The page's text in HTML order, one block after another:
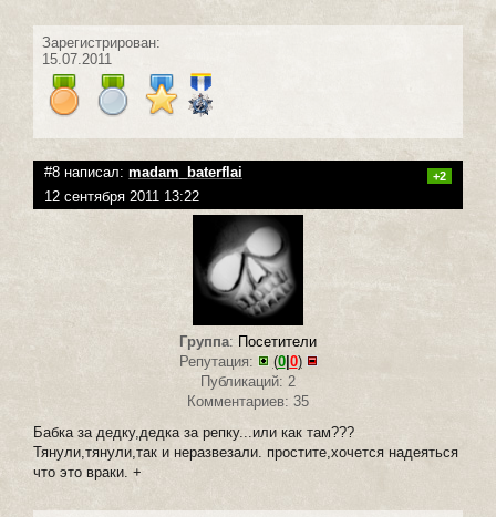
Зарегистрирован:
15.07.2011
#8 написал: madam_baterflai +2
12 сентября 2011 13:22
Группа: Посетители
Репутация:
(0| 0)
Публикаций: 2
Комментариев: 35
Бабка за дедку,дедка за репку...или как там???
Тянули,тянули,так и неразвезали. простите,хочется надеяться
что это враки. +